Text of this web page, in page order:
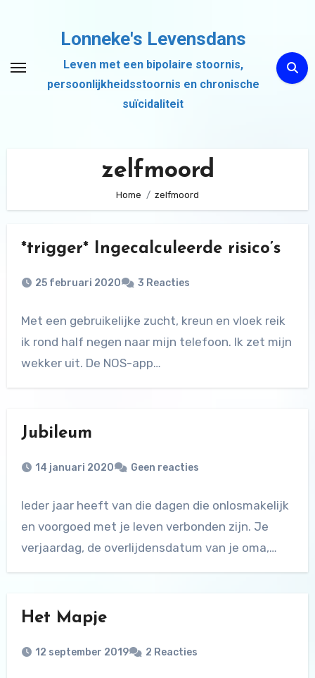
inhoud
Lonneke's Levensdans
Leven met een bipolaire stoornis,
persoonlijkheidsstoornis en chronische
suïcidaliteit
zelfmoord
Home zelfmoord
*trigger* Ingecalculeerde risico’s
25 februari 2020 3 Reacties
Met een gebruikelijke zucht, kreun en vloek reik
ik rond half negen naar mijn telefoon. Ik zet mijn
wekker uit. De NOS-app…
Jubileum
14 januari 2020 Geen reacties
Ieder jaar heeft van die dagen die onlosmakelijk
en voorgoed met je leven verbonden zijn. Je
verjaardag, de overlijdensdatum van je oma,…
Het Mapje
12 september 2019 2 Reacties